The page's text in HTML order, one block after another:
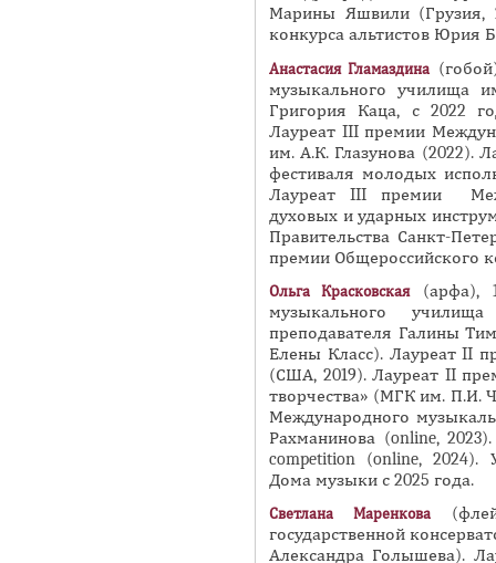
Марины Яшвили (Грузия,
конкурса альтистов Юрия
Анастасия Гламаздина
музыкального училища
Григория Каца, с 2022
Лауреат III премии
им. А.К. Глазунова (2022).
фестиваля молодых
Лауреат III премии
духовых и ударных
Правительства Санкт-
премии Общероссийского
Ольга Красковская(арфа),
музыкального
преподавателя Галины
Елены Класс). Лауреат II
(США, 2019). Лауреат II
творчества» (МГК им. П.И.
Международного
Рахманинова (online,
competition (online, 2024).
Дома музыки с 2025 года.
Светлана Маренкова
государственной
Александра Голышева).